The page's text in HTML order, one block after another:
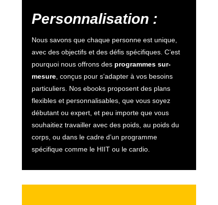
Personnalisation :
Nous savons que chaque personne est unique,
avec des objectifs et des défis spécifiques. C’est
pourquoi nous offrons des programmes sur-
mesure, conçus pour s’adapter à vos besoins
particuliers. Nos ebooks proposent des plans
flexibles et personnalisables, que vous soyez
débutant ou expert, et peu importe que vous
souhaitiez travailler avec des poids, au poids du
corps, ou dans le cadre d’un programme
spécifique comme le HIIT ou le cardio.